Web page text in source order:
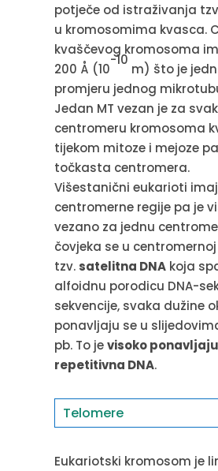
potječe od istraživanja
u kromosomima kvasca.
kvaščevog kromosoma
200 Å (10
-10
m) što je
promjeru jednog
Jedan MT vezan je za
centromeru kromosoma
tijekom mitoze i mejoze
točkasta centromera.
Višestanični eukarioti
centromerne regije pa je
vezano za jednu
čovjeka se u
tzv. satelitna DNAkoja
alfoidnu porodicu DNA-
sekvencije, svaka dužine
ponavljaju se u slijedovima
pb. To jevisoko
repetitivna DNA.
Telomere
Eukariotski kromosom je